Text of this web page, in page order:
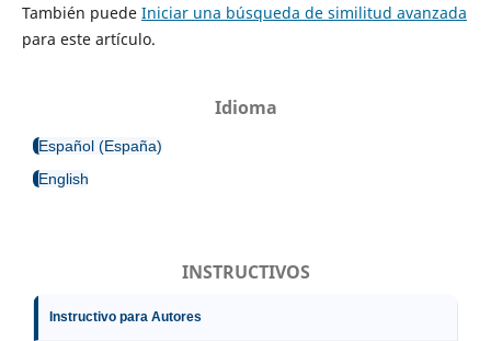
También puede Iniciar una búsqueda de similitud avanzada
para este artículo.
Idioma
Español (España)
English
INSTRUCTIVOS
Instructivo para Autores